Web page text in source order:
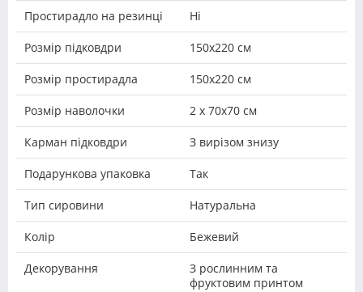
Простирадло на резинці Ні
Розмір підковдри 150х220 см
Розмір простирадла 150х220 см
Розмір наволочки 2 х 70х70 см
Карман підковдри З вирізом знизу
Подарункова упаковка Так
Тип сировини Натуральна
Колір Бежевий
Декорування
З рослинним та
фруктовим принтом